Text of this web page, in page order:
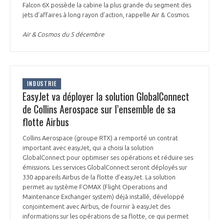
STARTAIR
COMMISSIONS ET COMITÉS
UN ÉCOSYSTÈME INTÉGRÉ ET COHÉRENT
POURQUOI DEVENIR MEMBRE ?
LA MÉDIATION DANS LA FILIÈRE AÉRONAUTIQUE ET SPATIALE
LA MÉDIATION AU-DELÀ DE LA FILIÈRE AÉRONAUTIQUE ET SPATIALE
PRENDRE CONTACT AVEC LE MÉDIATEUR DE LA FILIÈRE
CHIFFRES CLÉS
LES ENJEUX
COMPÉTITIVITÉ
EMPLOI & FORMATION
ENVIRONNEMENT
LES PUBLICATIONS
DOCUMENTS & BROCHURES
RAPPORTS D'ACTIVITÉS
Falcon 6X possède la cabine la plus grande du segment des
jets d’affaires à long rayon d’action, rappelle Air & Cosmos.
Air & Cosmos du 5 décembre
INDUSTRIE
EasyJet va déployer la solution GlobalConnect
de Collins Aerospace sur l’ensemble de sa
flotte Airbus
Collins Aerospace (groupe RTX) a remporté un contrat
important avec easyJet, qui a choisi la solution
GlobalConnect pour optimiser ses opérations et réduire ses
émissions. Les services GlobalConnect seront déployés sur
330 appareils Airbus de la flotte d’easyJet. La solution
permet au système FOMAX (Flight Operations and
Maintenance Exchanger system) déjà installé, développé
conjointement avec Airbus, de fournir à easyJet des
informations sur les opérations de sa flotte, ce qui permet
Découvrez les avantages d'adhérer au GIFAS.
Rencontres, salons, données sectorielles,
programmes ...